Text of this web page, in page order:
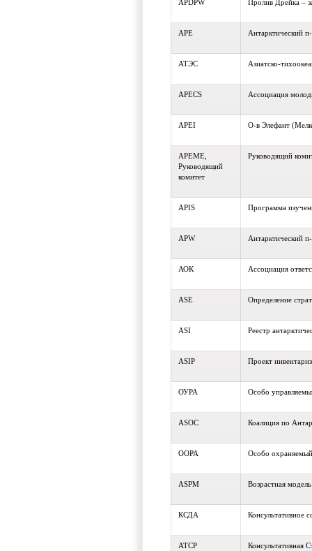
APDPW Пролив Дрейка –
APE Антарктический
АТЭС Азиатско-
APECS Ассоциация
APEI О-в Элефант
APEME,
Руководящий
комитет
Руководящий
APIS Программа
APW Антарктический
АОК Ассоциация
ASE Определение
ASI Реестр
ASIP Проект
ОУРА Особо
ASOC Коалиция по
ООРА Особо
ASPM Возрастная
КСДА Консультативное
ATCP Консультативная